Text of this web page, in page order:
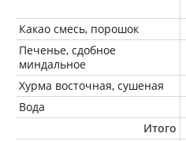
Какао смесь, порошок
Печенье, сдобное
миндальное
Хурма восточная, сушеная
Вода
Итого